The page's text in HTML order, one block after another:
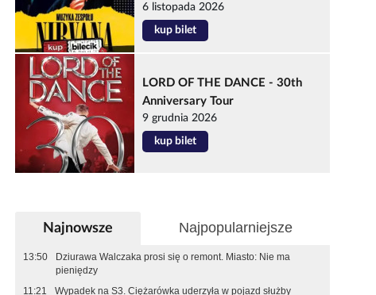
6 listopada 2026
kup bilet
LORD OF THE DANCE - 30th
Anniversary Tour
9 grudnia 2026
kup bilet
Najnowsze Najpopularniejsze
13:50
Dziurawa Walczaka prosi się o remont. Miasto: Nie ma
pieniędzy
11:21
Wypadek na S3. Ciężarówka uderzyła w pojazd służby